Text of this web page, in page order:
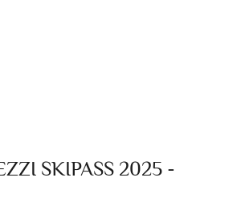
SKIPASS 2025 -